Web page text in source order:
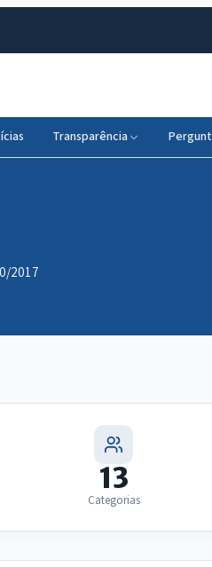
Transparência
2017
13
Categorias